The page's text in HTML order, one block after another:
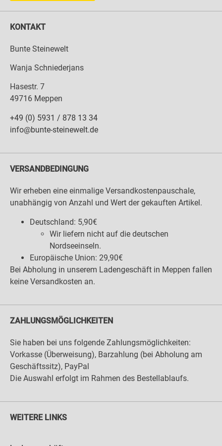
KONTAKT
Bunte Steinewelt
Wanja Schniederjans
Hasestr. 7
49716 Meppen
+49 (0) 5931 / 878 13 34
info@bunte-steinewelt.de
VERSANDBEDINGUNG
Wir erheben eine einmalige Versandkostenpauschale,
unabhängig von Anzahl und Wert der gekauften Artikel.
Deutschland: 5,90€
Wir liefern nicht auf die deutschen
Nordseeinseln.
Europäische Union: 29,90€
Bei Abholung in unserem Ladengeschäft in Meppen fallen
keine Versandkosten an.
ZAHLUNGSMÖGLICHKEITEN
Sie haben bei uns folgende Zahlungsmöglichkeiten:
Vorkasse (Überweisung), Barzahlung (bei Abholung am
Geschäftssitz), PayPal
Die Auswahl erfolgt im Rahmen des Bestellablaufs.
WEITERE LINKS